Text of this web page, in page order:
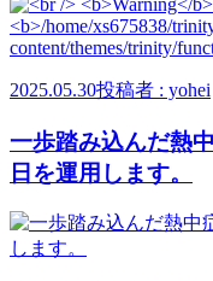
2025.05.30投稿者 : yohei
一歩踏み込んだ熱
日を運用します。